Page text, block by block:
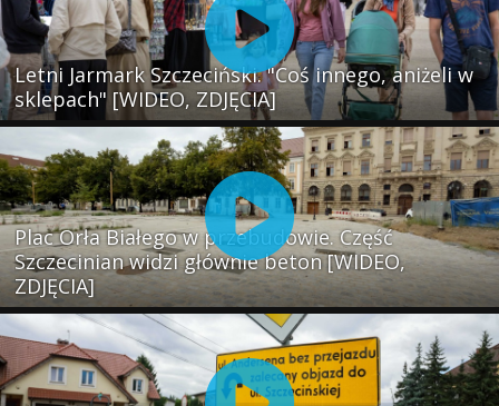
Letni Jarmark Szczeciński. "Coś innego, aniżeli w
sklepach" [WIDEO, ZDJĘCIA]
Plac Orła Białego w przebudowie. Część
Szczecinian widzi głównie beton [WIDEO,
ZDJĘCIA]